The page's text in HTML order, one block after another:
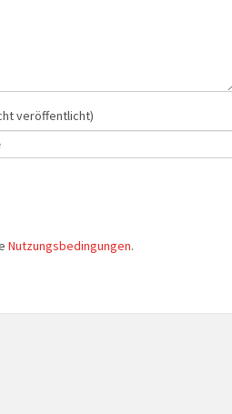
veröffentlicht)
Nutzungsbedingungen.